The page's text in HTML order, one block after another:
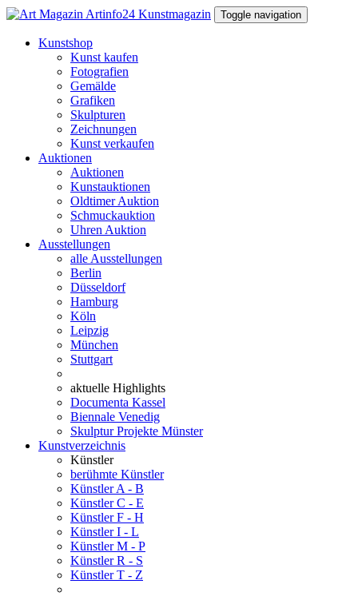
Toggle navigation
Kunstshop
Kunst kaufen
Fotografien
Gemälde
Grafiken
Skulpturen
Zeichnungen
Kunst verkaufen
Auktionen
Auktionen
Kunstauktionen
Oldtimer Auktion
Schmuckauktion
Uhren Auktion
Ausstellungen
alle Ausstellungen
Berlin
Düsseldorf
Hamburg
Köln
Leipzig
München
Stuttgart
aktuelle Highlights
Documenta Kassel
Biennale Venedig
Skulptur Projekte Münster
Kunstverzeichnis
Künstler
berühmte Künstler
Künstler A - B
Künstler C - E
Künstler F - H
Künstler I - L
Künstler M - P
Künstler R - S
Künstler T - Z